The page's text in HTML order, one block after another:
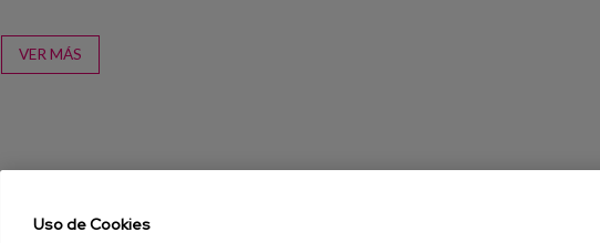
VER MÁS
Uso de Cookies